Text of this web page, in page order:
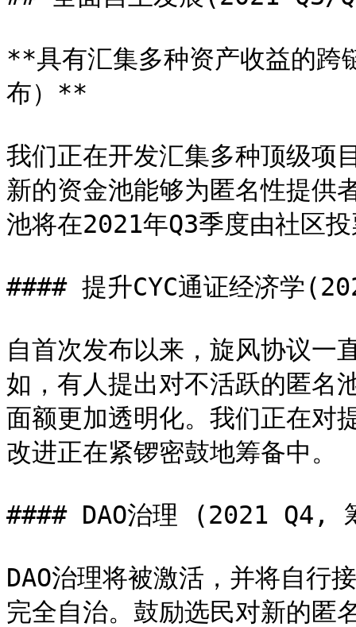
**具有汇集多种资产收益的跨
布）**
我们正在开发汇集多种顶级项
新的资金池能够为匿名性提供
池将在2021年Q3季度由社区
#### 提升CYC通证经济学
自首次发布以来，旋风协议一
如，有人提出对不活跃的匿名
面额更加透明化。我们正在对
改进正在紧锣密鼓地筹备中。
#### DAO治理 (2021 Q4,
DAO治理将被激活，并将自行
完全自治。鼓励选民对新的匿